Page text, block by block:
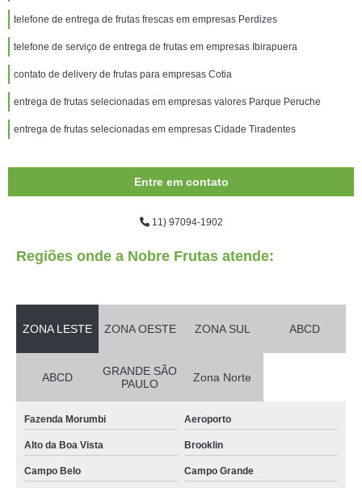
telefone de entrega de frutas frescas em empresas Perdizes
telefone de serviço de entrega de frutas em empresas Ibirapuera
contato de delivery de frutas para empresas Cotia
entrega de frutas selecionadas em empresas valores Parque Peruche
entrega de frutas selecionadas em empresas Cidade Tiradentes
Entre em contato
11) 97094-1902
Regiões onde a Nobre Frutas atende:
ZONA LESTE ZONA OESTE ZONA SUL ABCD
ABCD
GRANDE SÃO
PAULO
Zona Norte
Fazenda Morumbi Aeroporto
Alto da Boa Vista Brooklin
Campo Belo Campo Grande